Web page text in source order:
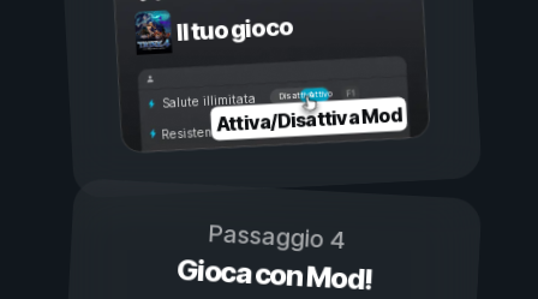
Il tuo gioco
Attivo
Disattivo
Salute illimitata
Resistenza illimitata
Attiva/Disattiva Mod
Passaggio 4
Gioca con Mod!